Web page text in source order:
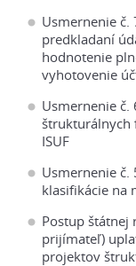
Usmernenie
predkladaní
hodnotenie
vyhotovenie
Usmernenie
štrukturálnych
ISUF
Usmernenie
klasifikácie na
Postup štátnej
prijímateľ)
projektov